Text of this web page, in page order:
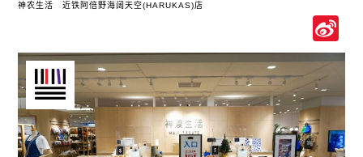
神农生活 近铁阿倍野海阔天空(HARUKAS)店